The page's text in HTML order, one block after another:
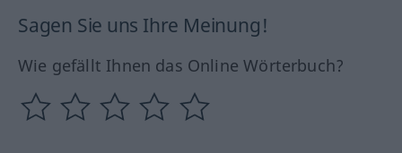
Sagen Sie uns Ihre Meinung!
Wie gefällt Ihnen das Online Wörterbuch?